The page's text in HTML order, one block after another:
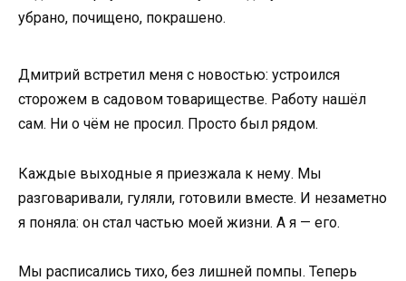
убрано, почищено, покрашено.
Дмитрий встретил меня с новостью: устроился
сторожем в садовом товариществе. Работу нашёл
сам. Ни о чём не просил. Просто был рядом.
Каждые выходные я приезжала к нему. Мы
разговаривали, гуляли, готовили вместе. И незаметно
я поняла: он стал частью моей жизни. А я — его.
Мы расписались тихо, без лишней помпы. Теперь